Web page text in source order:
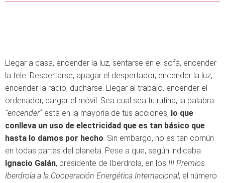
Llegar a casa, encender la luz, sentarse en el sofá, encender
la tele. Despertarse, apagar el despertador, encender la luz,
encender la radio, ducharse. Llegar al trabajo, encender el
ordenador, cargar el móvil. Sea cual sea tu rutina, la palabra
“encender”está en la mayoría de tus acciones, lo que
conlleva un uso de electricidad que es tan básico que
hasta lo damos por hecho. Sin embargo, no es tan común
en todas partes del planeta. Pese a que, según indicaba
Ignacio Galán, presidente de Iberdrola, en los III Premios
Iberdrola a la Cooperación Energética Internacional, el número